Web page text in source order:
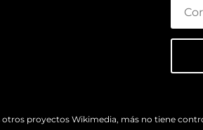
proyectos Wikimedia, más no tiene